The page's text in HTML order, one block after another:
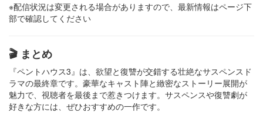
※配信状況は変更される場合がありますので、最新情報はページ下
部で確認してください
🎬 まとめ
『ペントハウス3』は、欲望と復讐が交錯する壮絶なサスペンスド
ラマの最終章です。​豪華なキャスト陣と緻密なストーリー展開が
魅力で、視聴者を最後まで惹きつけます。​サスペンスや復讐劇が
好きな方には、ぜひおすすめの一作です。